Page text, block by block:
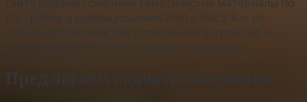
настройке и использованию 2MA и RSI. У Вас не
возникнет сложностей с освоением алгоритма и